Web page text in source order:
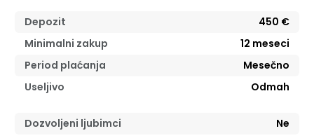
Depozit
450 €
Minimalni zakup
12 meseci
Period plaćanja
Mesečno
Useljivo
Odmah
Dozvoljeni ljubimci Ne